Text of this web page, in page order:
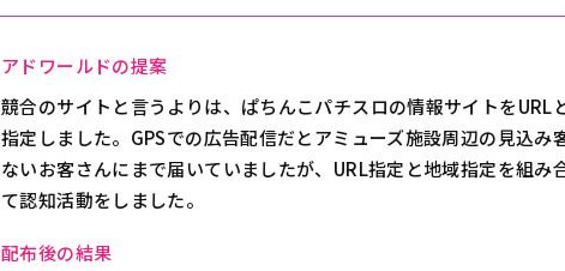
アドワールドの提案
競合のサイトと言うよりは、ぱちんこパチスロの情報サイトをURL
指定しました。GPSでの広告配信だとアミューズ施設周辺の見込み
ないお客さんにまで届いていましたが、URL指定と地域指定を組み
て認知活動をしました。
配布後の結果